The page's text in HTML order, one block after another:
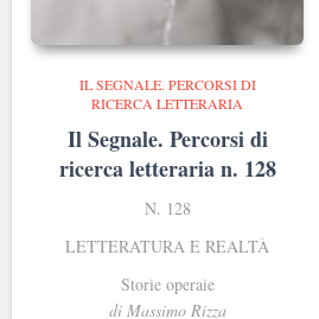
IL SEGNALE. PERCORSI DI
RICERCA LETTERARIA
Il Segnale. Percorsi di
ricerca letteraria n. 128
N. 128
LETTERATURA E REALTÀ
Storie operaie
di Massimo Rizza